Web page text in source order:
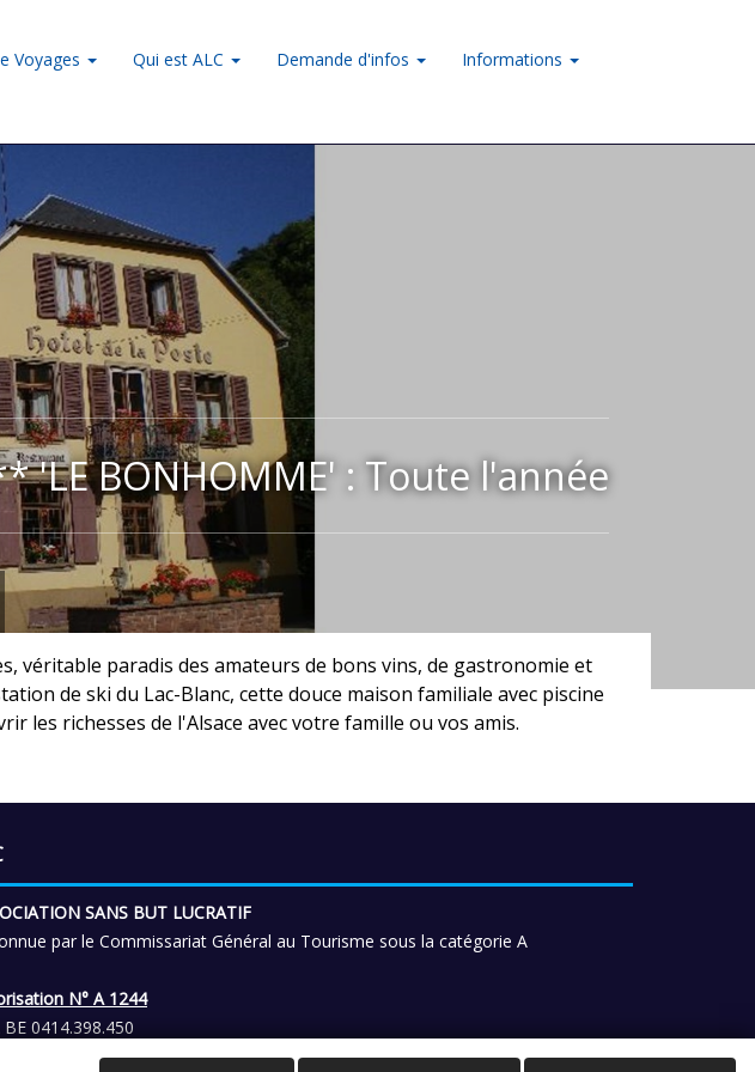
Voyages Qui est ALC Demande d'infos Informations
'LE BONHOMME' : Toute l'année
véritable paradis des amateurs de bons vins, de gastronomie et
de ski du Lac-Blanc, cette douce maison familiale avec piscine
les richesses de l'Alsace avec votre famille ou vos amis.
SANS BUT LUCRATIF
par le Commissariat Général au Tourisme sous la catégorie A
N° A 1244
BE 0414.398.450
au Fonds de Garantie Voyages